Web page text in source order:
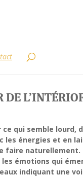
ce qui semble lourd,
les énergies et en
faire naturellement.
émotions qui
indiquant une